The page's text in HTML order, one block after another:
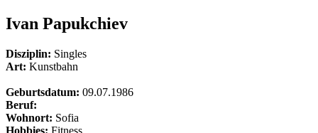
Ivan Papukchiev
Disziplin: Singles
Art: Kunstbahn
Geburtsdatum: 09.07.1986
Beruf:
Wohnort: Sofia
Hobbies: Fitness